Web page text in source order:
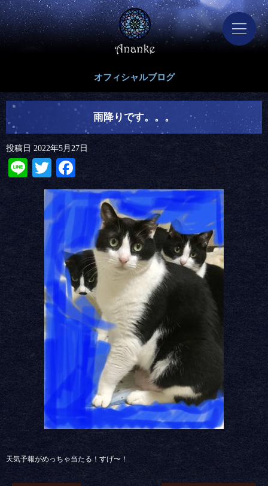
オフィシャルブログ
雨降りです。。。
投稿日 2022年5月27日
LineTwitterFacebook
天気予報がめっちゃ当たる！すげ〜！